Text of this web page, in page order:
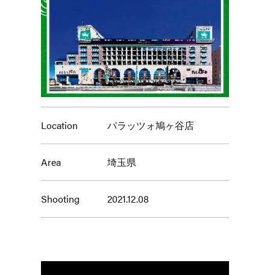
Location パラッツォ鳩ヶ谷店
Area 埼玉県
Shooting 2021.12.08